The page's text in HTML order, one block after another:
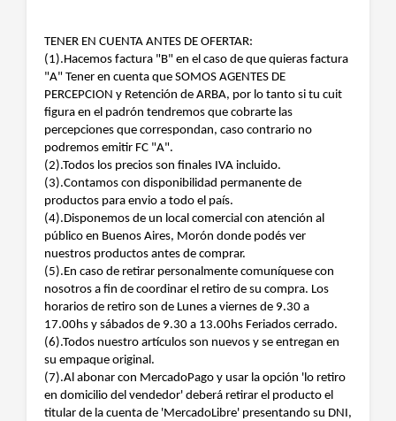
TENER EN CUENTA ANTES DE OFERTAR:
(1).Hacemos factura "B" en el caso de que quieras factura
"A" Tener en cuenta que SOMOS AGENTES DE
PERCEPCION y Retención de ARBA, por lo tanto si tu cuit
figura en el padrón tendremos que cobrarte las
percepciones que correspondan, caso contrario no
podremos emitir FC "A".
(2).Todos los precios son finales IVA incluido.
(3).Contamos con disponibilidad permanente de
productos para envio a todo el país.
(4).Disponemos de un local comercial con atención al
público en Buenos Aires, Morón donde podés ver
nuestros productos antes de comprar.
(5).En caso de retirar personalmente comuníquese con
nosotros a fin de coordinar el retiro de su compra. Los
horarios de retiro son de Lunes a viernes de 9.30 a
17.00hs y sábados de 9.30 a 13.00hs Feriados cerrado.
(6).Todos nuestro artículos son nuevos y se entregan en
su empaque original.
(7).Al abonar con MercadoPago y usar la opción 'lo retiro
en domicilio del vendedor' deberá retirar el producto el
titular de la cuenta de 'MercadoLibre' presentando su DNI,